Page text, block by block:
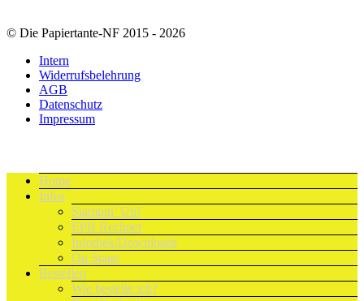
© Die Papiertante-NF 2015 - 2026
Intern
Widerrufsbelehrung
AGB
Datenschutz
Impressum
Home
Infos
Stampin’ Up!
EPB Rechner
Infothek/Downloads
On Stage
Bestellen
Wie bestelle ich?